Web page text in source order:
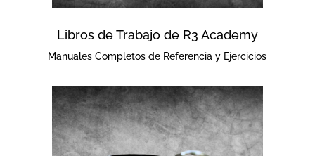
Libros de Trabajo de R3 Academy
Manuales Completos de Referencia y Ejercicios